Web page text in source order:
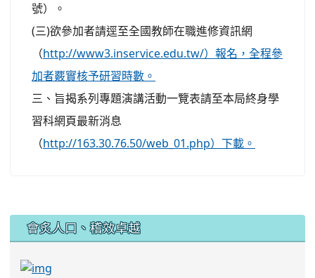
號）。
(三)欲參加者請逕至全國教師在職進修資訊網
（http://www3.inservice.edu.tw/）報名，全程參
加者覈實核予研習時數。
三、旨揭系列專題演講活動一覽表請至本局終身學
習科網頁最新消息
（http://163.30.76.50/web_01.php）下載。
會炙人口、稽效卓越